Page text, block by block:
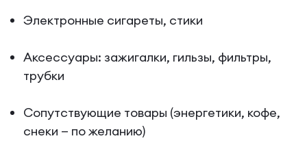
Электронные сигареты, стики
Аксессуары: зажигалки, гильзы, фильтры,
трубки
Сопутствующие товары (энергетики, кофе,
снеки — по желанию)